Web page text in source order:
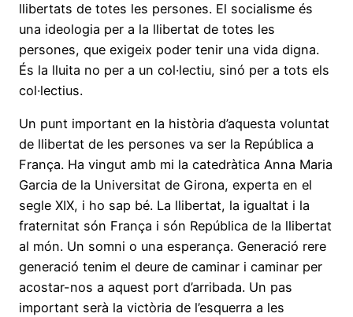
llibertats de totes les persones. El socialisme és
una ideologia per a la llibertat de totes les
persones, que exigeix poder tenir una vida digna.
És la lluita no per a un col·lectiu, sinó per a tots els
col·lectius.
Un punt important en la història d’aquesta voluntat
de llibertat de les persones va ser la República a
França. Ha vingut amb mi la catedràtica Anna Maria
Garcia de la Universitat de Girona, experta en el
segle XIX, i ho sap bé. La llibertat, la igualtat i la
fraternitat són França i són República de la llibertat
al món. Un somni o una esperança. Generació rere
generació tenim el deure de caminar i caminar per
acostar-nos a aquest port d’arribada. Un pas
important serà la victòria de l’esquerra a les